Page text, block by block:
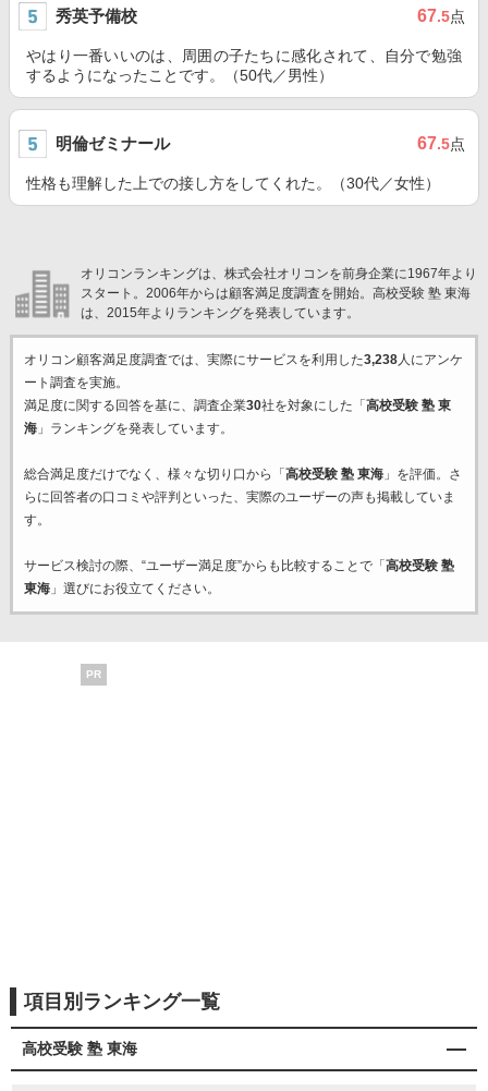
秀英予備校 67.5点
やはり一番いいのは、周囲の子たちに感化されて、自分で勉強
するようになったことです。（50代／男性）
明倫ゼミナール 67.5点
性格も理解した上での接し方をしてくれた。（30代／女性）
オリコンランキングは、株式会社オリコンを前身企業に1967年より
スタート。2006年からは顧客満足度調査を開始。高校受験 塾 東海
は、2015年よりランキングを発表しています。
オリコン顧客満足度調査では、実際にサービスを利用した3,238人にアンケ
ート調査を実施。
満足度に関する回答を基に、調査企業30社を対象にした「 高校受験 塾 東
海」ランキングを発表しています。
総合満足度だけでなく、様々な切り口から「 高校受験 塾 東海」を評価。さ
らに回答者の口コミや評判といった、実際のユーザーの声も掲載していま
す。
サービス検討の際、“ユーザー満足度”からも比較することで「 高校受験 塾
東海」選びにお役立てください。
PR
項目別ランキング一覧
高校受験 塾 東海